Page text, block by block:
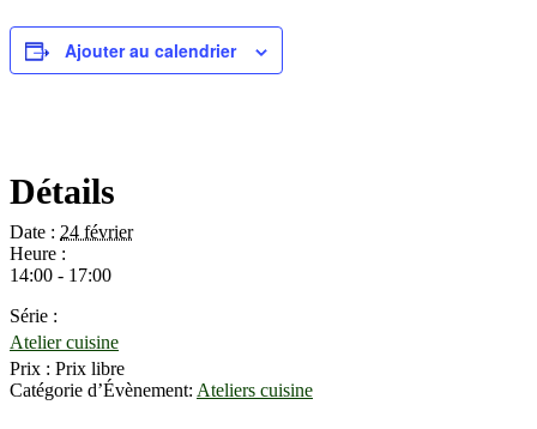
Ajouter au calendrier
Détails
Date : 24 février
Heure :
14:00 - 17:00
Série :
Atelier cuisine
Prix : Prix libre
Catégorie d’Évènement: Ateliers cuisine